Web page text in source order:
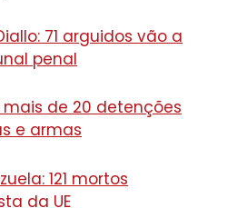
71 arguidos vão a
penal
de 20 detenções
e armas
121 mortos
da UE